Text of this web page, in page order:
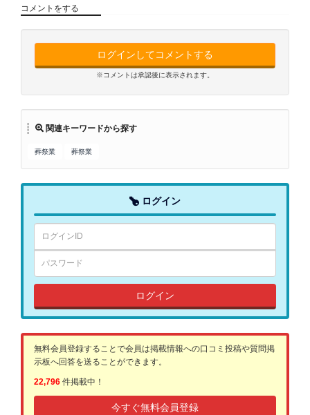
コメントをする
ログインしてコメントする
※コメントは承認後に表示されます。
関連キーワードから探す
葬祭業 葬祭業
ログイン
ログイン
無料会員登録することで会員は掲載情報への口コミ投稿や質問掲
示板へ回答を送ることができます。
22,796 件掲載中！
今すぐ無料会員登録